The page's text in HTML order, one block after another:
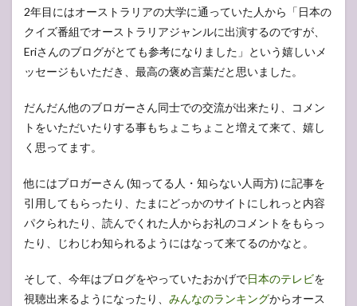
2年目にはオーストラリアの大学に通っていた人から「日本の
クイズ番組でオーストラリアジャンルに出演するのですが、
Eriさんのブログがとても参考になりました」という嬉しいメ
ッセージもいただき、最高の褒め言葉だと思いました。
だんだん他のブロガーさん同士での交流が出来たり、コメン
トをいただいたりする事もちょこちょこと増えて来て、嬉し
く思ってます。
他にはブロガーさん (知ってる人・知らない人両方) に記事を
引用してもらったり、たまにどっかのサイトにしれっと内容
パクられたり、読んでくれた人からお礼のコメントをもらっ
たり、じわじわ知られるようにはなって来てるのかなと。
そして、今年はブログをやっていたおかげで日本のテレビを
視聴出来るようになったり、 みんなのランキングからオース